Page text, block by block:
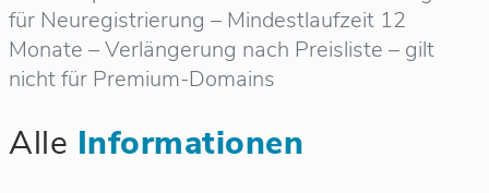
für Neuregistrierung – Mindestlaufzeit 12
Monate – Verlängerung nach Preisliste – gilt
nicht für Premium-Domains
Alle Informationen